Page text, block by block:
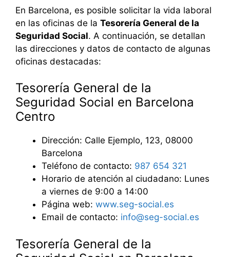
En Barcelona, es posible solicitar la vida laboral
en las oficinas de la Tesorería General de la
Seguridad Social. A continuación, se detallan
las direcciones y datos de contacto de algunas
oficinas destacadas:
Tesorería General de la
Seguridad Social en Barcelona
Centro
Dirección: Calle Ejemplo, 123, 08000
Barcelona
Teléfono de contacto: 987 654 321
Horario de atención al ciudadano: Lunes
a viernes de 9:00 a 14:00
Página web: www.seg-social.es
Email de contacto: info@seg-social.es
Tesorería General de la